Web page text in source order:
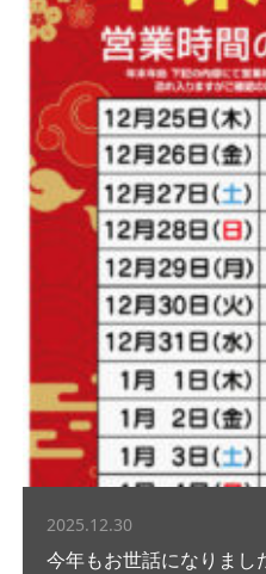
2025.12.30
今年もお世話になりまし